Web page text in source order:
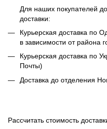
Для наших покупателей
доставки:
Курьерская доставка по
в зависимости от района
Курьерская доставка по
Почты)
Доставка до отделения
Рассчитать стоимость